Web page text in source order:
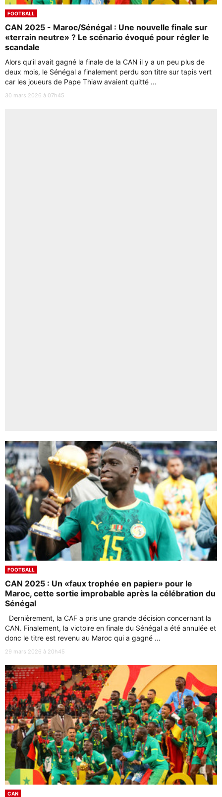
FOOTBALL
CAN 2025 - Maroc/Sénégal : Une nouvelle finale sur
«terrain neutre» ? Le scénario évoqué pour régler le
scandale
Alors qu’il avait gagné la finale de la CAN il y a un peu plus de
deux mois, le Sénégal a finalement perdu son titre sur tapis vert
car les joueurs de Pape Thiaw avaient quitté ...
30 mars 2026 à 07h45
FOOTBALL
CAN 2025 : Un «faux trophée en papier» pour le
Maroc, cette sortie improbable après la célébration du
Sénégal
Dernièrement, la CAF a pris une grande décision concernant la
CAN. Finalement, la victoire en finale du Sénégal a été annulée et
donc le titre est revenu au Maroc qui a gagné ...
29 mars 2026 à 20h45
CAN